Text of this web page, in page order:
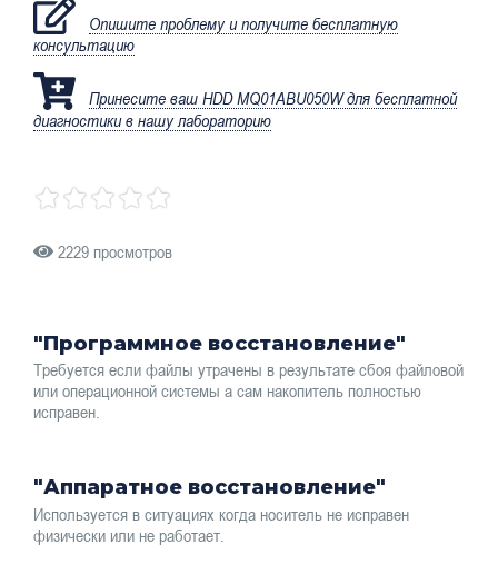
Опишите проблему и получите бесплатную
консультацию
Принесите ваш HDD MQ01ABU050W для бесплатной
диагностики в нашу лабораторию
2229 просмотров
"Программное восстановление"
Требуется если файлы утрачены в результате сбоя файловой
или операционной системы а сам накопитель полностью
исправен.
"Аппаратное восстановление"
Используется в ситуациях когда носитель не исправен
физически или не работает.